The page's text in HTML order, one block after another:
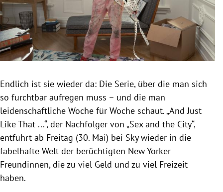
Untermenü
Untermenü
Untermenü
Untermenü
Endlich ist sie wieder da: Die Serie, über die man sich
so furchtbar aufregen muss – und die man
leidenschaftliche Woche für Woche schaut. „And Just
Like That ...“, der Nachfolger von „Sex and the City“,
entführt ab Freitag (30. Mai) bei Sky wieder in die
fabelhafte Welt der berüchtigten New Yorker
Freundinnen, die zu viel Geld und zu viel Freizeit
haben.